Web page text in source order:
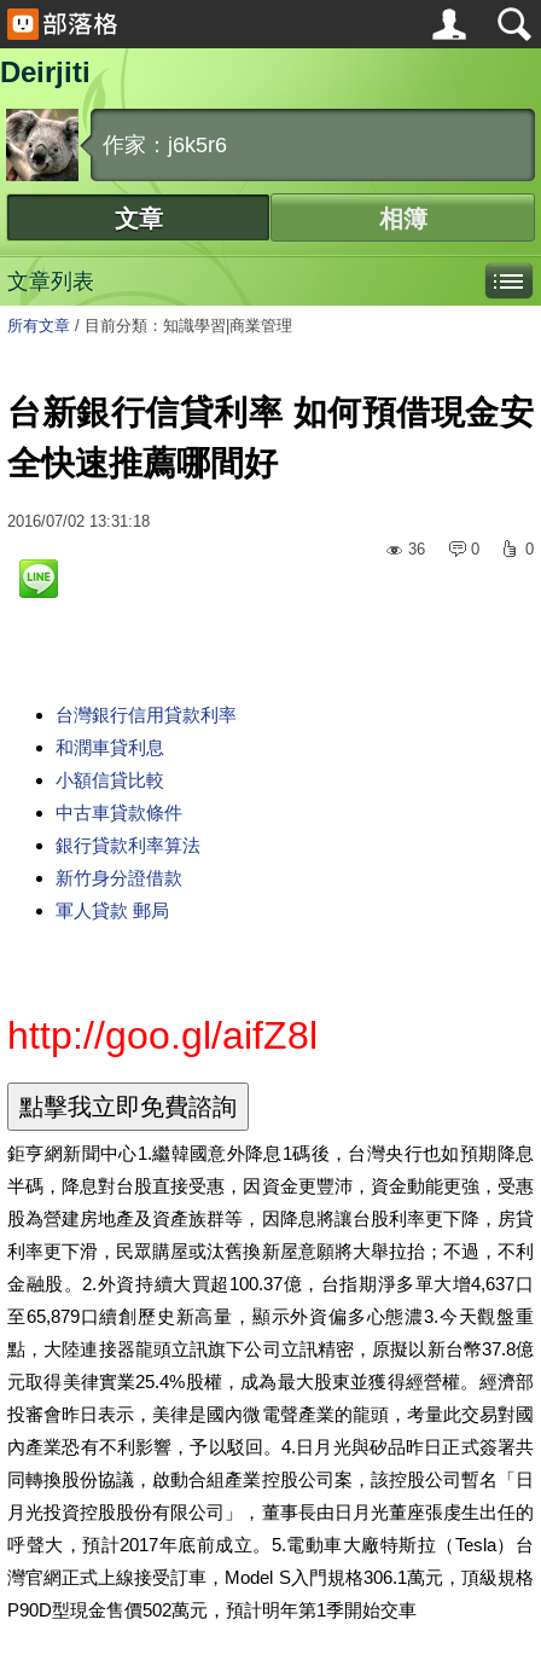
Deirjiti
作家：j6k5r6
文章 相簿
文章列表
所有文章 / 目前分類：知識學習|商業管理
台新銀行信貸利率 如何預借現金安
全快速推薦哪間好
2016/07/02 13:31:18
36
0 0
台灣銀行信用貸款利率
和潤車貸利息
小額信貸比較
中古車貸款條件
銀行貸款利率算法
新竹身分證借款
軍人貸款 郵局
http://goo.gl/aifZ8l
鉅亨網新聞中心1.繼韓國意外降息1碼後，台灣央行也如預期降息
半碼，降息對台股直接受惠，因資金更豐沛，資金動能更強，受惠
股為營建房地產及資產族群等，因降息將讓台股利率更下降，房貸
利率更下滑，民眾購屋或汰舊換新屋意願將大舉拉抬；不過，不利
金融股。2.外資持續大買超100.37億，台指期淨多單大增4,637口
至65,879口續創歷史新高量，顯示外資偏多心態濃3.今天觀盤重
點，大陸連接器龍頭立訊旗下公司立訊精密，原擬以新台幣37.8億
元取得美律實業25.4%股權，成為最大股東並獲得經營權。經濟部
投審會昨日表示，美律是國內微電聲產業的龍頭，考量此交易對國
內產業恐有不利影響，予以駁回。4.日月光與矽品昨日正式簽署共
同轉換股份協議，啟動合組產業控股公司案，該控股公司暫名「日
月光投資控股股份有限公司」，董事長由日月光董座張虔生出任的
呼聲大，預計2017年底前成立。5.電動車大廠特斯拉（Tesla）台
灣官網正式上線接受訂車，Model S入門規格306.1萬元，頂級規格
P90D型現金售價502萬元，預計明年第1季開始交車